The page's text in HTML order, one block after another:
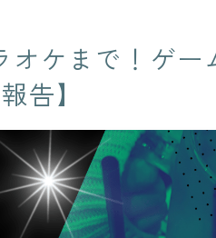
シナリオ、キャ
生命保険・損害保険シス
テム開発​
クレジットカード業務シ
Microsoft 製品導入サー
ビス​
Webアプリケーション開
発​
COMPANY
会社概要
＠Homeday
個人の成長シナリオ、キャ
SERVICE
オケまで！ゲ
告】